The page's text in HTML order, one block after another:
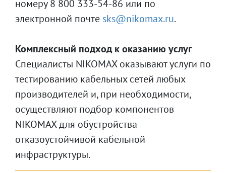
номеру 8 800 333-54-86 или по
электронной почте sks@nikomax.ru.
Комплексный подход к оказанию услуг
Специалисты NIKOMAX оказывают услуги по
тестированию кабельных сетей любых
производителей и, при необходимости,
осуществляют подбор компонентов
NIKOMAX для обустройства
отказоустойчивой кабельной
инфраструктуры.